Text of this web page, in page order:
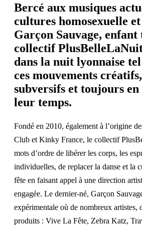
Bercé aux musiques
cultures homosexuelle
Garçon Sauvage,
collectif
dans la nuit lyonnaise
ces mouvements
subversifs et toujours en
leur temps.
Fondé en 2010, également à l’origine
Club et Kinky France, le collectif
mots d’ordre de libérer les corps, les
individuelles, de replacer la danse et la
fête en faisant appel à une direction
engagée. Le dernier-né, Garçon
expérimentale où de nombreux artistes,
produits : Vive La Fête, Zebra Katz,